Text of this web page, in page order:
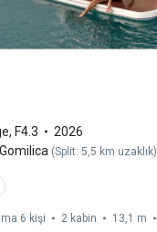
, F4.3
2026
(Split: 5,5 km uzaklık)
6 kişi 2 kabin 13,1 m